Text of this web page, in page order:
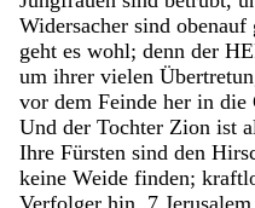
Widersacher sind obenauf
geht es wohl; denn der
um ihrer vielen
vor dem Feinde her in die
Und der Tochter Zion ist
Ihre Fürsten sind den
keine Weide finden;
Verfolger hin. 7 Jerusalem